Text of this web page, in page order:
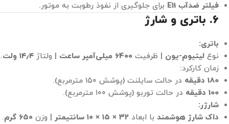
فیلتر ضدآب E11
برای جلوگیری از نفوذ رطوبت به موتور.
۶. باتری و شارژ
باتری:
نوع لیتیوم-یون | ظرفیت 6400 میلی‌آمپر ساعت | ولتاژ ۱۴٫۴ ولت
.
زمان کارکرد:
180 دقیقه
در حالت سایلنت (پوشش ۱۵۰ مترمربع).
100 دقیقه
در حالت توربو (پوشش ۱۰۰ مترمربع).
شارژر:
داک شارژ هوشمند با ابعاد ۳۲ × ۱۵ × ۱۰ سانتیمتر | وزن ۶۵۰ گرم
.